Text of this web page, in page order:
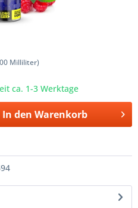
Milliliter)
ca. 1-3 Werktage
In den Warenkorb